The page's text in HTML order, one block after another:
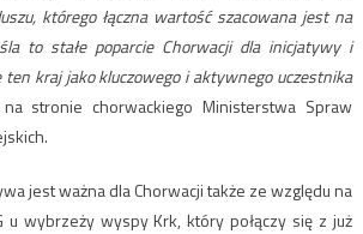
którego łączna wartość szacowana jest na
to stałe poparcie Chorwacji dla inicjatywy i
ten kraj jako kluczowego i aktywnego uczestnika
stronie chorwackiego Ministerstwa Spraw
jest ważna dla Chorwacji także ze względu na
u wybrzeży wyspy Krk, który połączy się z już